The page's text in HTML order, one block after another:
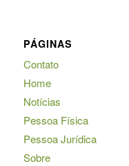
PÁGINAS
Contato
Home
Notícias
Pessoa Física
Pessoa Jurídica
Sobre